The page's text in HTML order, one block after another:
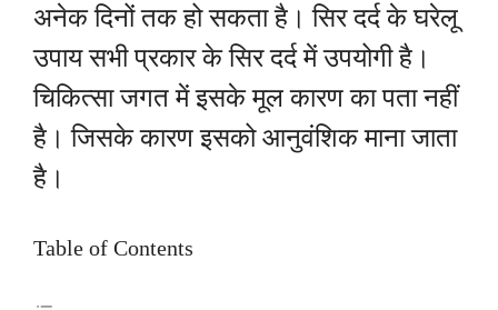
अनेक दिनों तक हो सकता है। सिर दर्द के घरेलू
उपाय सभी प्रकार के सिर दर्द में उपयोगी है।
चिकित्सा जगत में इसके मूल कारण का पता नहीं
है। जिसके कारण इसको आनुवंशिक माना जाता
है।
Table of Contents